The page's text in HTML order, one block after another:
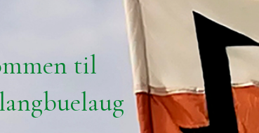
til